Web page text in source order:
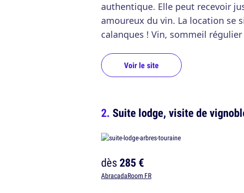
authentique. Elle peut recevoir
amoureux du vin. La location se
calanques ! Vin, sommeil
Voir le site
Suite lodge, visite de
dès285 €
AbracadaRoom FR